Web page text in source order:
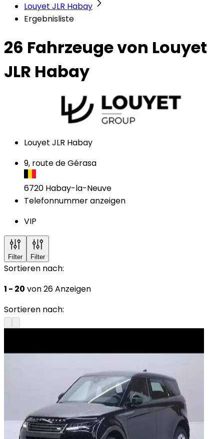
Louyet JLR Habay
Ergebnisliste
26 Fahrzeugevon Louyet
JLR Habay
Louyet JLR Habay
9, route de Gérasa
6720 Habay-la-Neuve
Telefonnummer anzeigen
VIP
Filter Filter
Sortieren nach:
1 - 20 von 26 Anzeigen
Sortieren nach: